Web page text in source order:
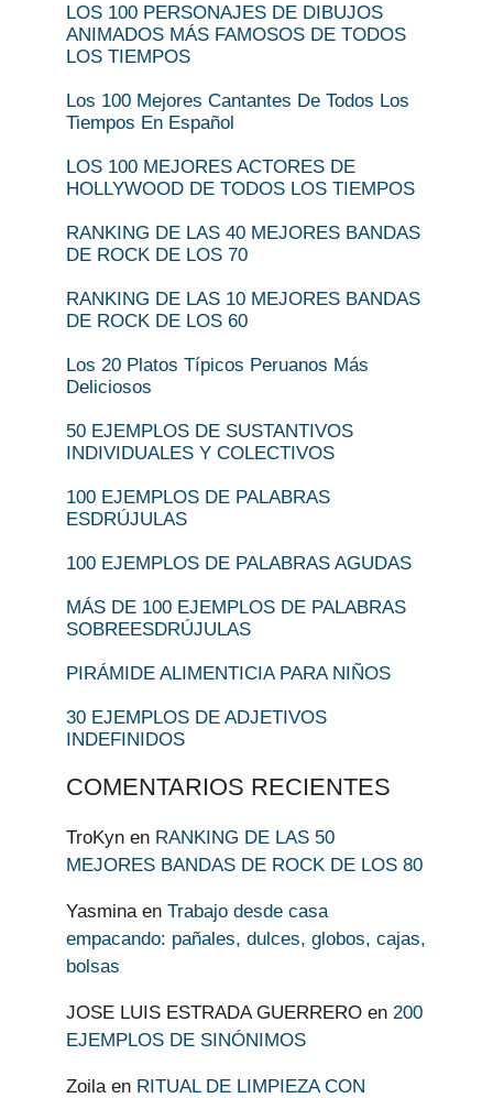
LOS 100 PERSONAJES DE DIBUJOS
ANIMADOS MÁS FAMOSOS DE TODOS
LOS TIEMPOS
Los 100 Mejores Cantantes De Todos Los
Tiempos En Español
LOS 100 MEJORES ACTORES DE
HOLLYWOOD DE TODOS LOS TIEMPOS
RANKING DE LAS 40 MEJORES BANDAS
DE ROCK DE LOS 70
RANKING DE LAS 10 MEJORES BANDAS
DE ROCK DE LOS 60
Los 20 Platos Típicos Peruanos Más
Deliciosos
50 EJEMPLOS DE SUSTANTIVOS
INDIVIDUALES Y COLECTIVOS
100 EJEMPLOS DE PALABRAS
ESDRÚJULAS
100 EJEMPLOS DE PALABRAS AGUDAS
MÁS DE 100 EJEMPLOS DE PALABRAS
SOBREESDRÚJULAS
PIRÁMIDE ALIMENTICIA PARA NIÑOS
30 EJEMPLOS DE ADJETIVOS
INDEFINIDOS
COMENTARIOS RECIENTES
TroKyn en RANKING DE LAS 50
MEJORES BANDAS DE ROCK DE LOS 80
Yasmina en Trabajo desde casa
empacando: pañales, dulces, globos, cajas,
bolsas
JOSE LUIS ESTRADA GUERRERO en 200
EJEMPLOS DE SINÓNIMOS
Zoila en RITUAL DE LIMPIEZA CON